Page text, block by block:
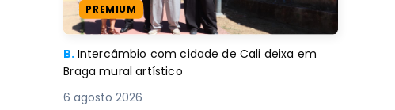
PREMIUM
B.Câmara de Braga apresenta voto de pesar